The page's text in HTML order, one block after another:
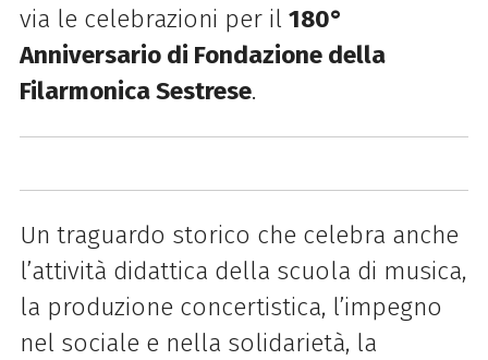
via le celebrazioni per il 180°
Anniversario di Fondazione della
Filarmonica Sestrese.
Un traguardo storico che celebra anche
l’attività didattica della scuola di musica,
la produzione concertistica, l’impegno
nel sociale e nella solidarietà, la